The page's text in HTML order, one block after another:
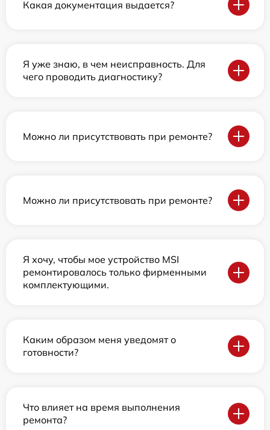
Какая документация выдается?
Я уже знаю, в чем неисправность. Для
чего проводить диагностику?
Можно ли присутствовать при ремонте?
Можно ли присутствовать при ремонте?
Я хочу, чтобы мое устройство MSI
ремонтировалось только фирменными
комплектующими.
Каким образом меня уведомят о
готовности?
Что влияет на время выполнения
ремонта?